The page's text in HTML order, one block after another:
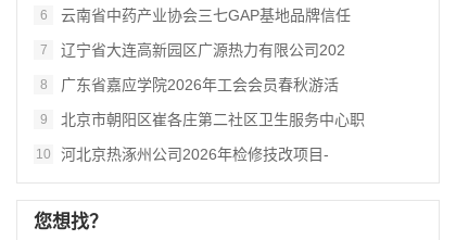
6 云南省中药产业协会三七GAP基地品牌信任
7 辽宁省大连高新园区广源热力有限公司202
8 广东省嘉应学院2026年工会会员春秋游活
9 北京市朝阳区崔各庄第二社区卫生服务中心职
10 河北京热涿州公司2026年检修技改项目-
您想找？